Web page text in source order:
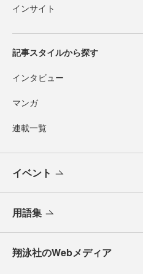
インサイト
記事スタイルから探す
インタビュー
マンガ
連載一覧
イベント
用語集
翔泳社のWebメディア